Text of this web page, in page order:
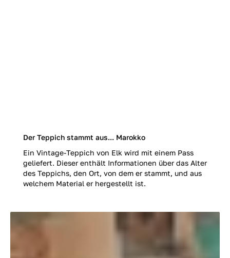
Der Teppich stammt aus... Marokko
Ein Vintage-Teppich von Elk wird mit einem Pass
geliefert. Dieser enthält Informationen über das Alter
des Teppichs, den Ort, von dem er stammt, und aus
welchem Material er hergestellt ist.